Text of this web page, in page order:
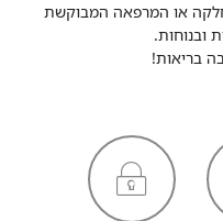
או המרפאה המבוקשת
ובנוחות.
בריאות!